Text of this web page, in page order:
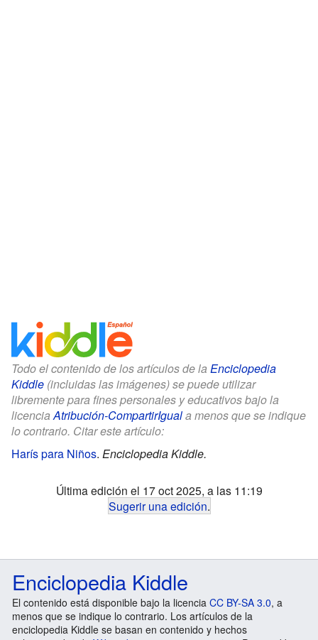
Todo el contenido de los artículos de la Enciclopedia
Kiddle (incluidas las imágenes) se puede utilizar
libremente para fines personales y educativos bajo la
licenciaAtribución-CompartirIguala menos que se indique
lo contrario. Citar este artículo:
Harís para Niños. Enciclopedia Kiddle.
Última edición el 17 oct 2025, a las 11:19
Sugerir una edición.
Enciclopedia Kiddle
El contenido está disponible bajo la licencia CC BY-SA 3.0, a
menos que se indique lo contrario. Los artículos de la
enciclopedia Kiddle se basan en contenido y hechos